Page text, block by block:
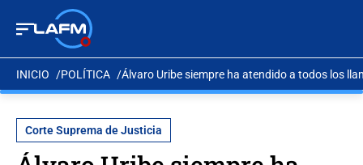
INICIO POLÍTICA Álvaro Uribe siempre ha atendido a todos los
Corte Suprema de Justicia